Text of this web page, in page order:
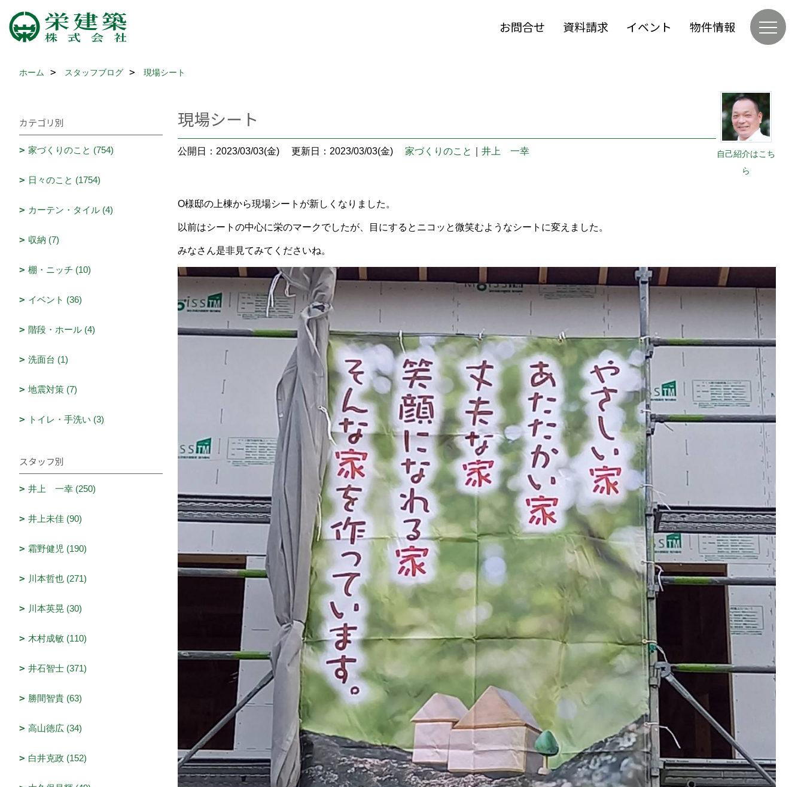
お問合せ 資料請求 イベント 物件情報
ホーム スタッフブログ 現場シート
自己紹介はこち
ら
現場シート
公開日：2023/03/03(金) 更新日：2023/03/03(金) 家づくりのこと 井上 一幸
O様邸の上棟から現場シートが新しくなりました。
以前はシートの中心に栄のマークでしたが、目にするとニコッと微笑むようなシートに変えました。
みなさん是非見てみてくださいね。
カテゴリ別
家づくりのこと (754)
日々のこと (1754)
カーテン・タイル (4)
収納 (7)
棚・ニッチ (10)
イベント (36)
階段・ホール (4)
洗面台 (1)
地震対策 (7)
トイレ・手洗い (3)
スタッフ別
井上 一幸 (250)
井上未佳 (90)
霜野健児 (190)
川本哲也 (271)
川本英晃 (30)
木村成敏 (110)
井石智士 (371)
勝間智貴 (63)
高山徳広 (34)
白井克政 (152)